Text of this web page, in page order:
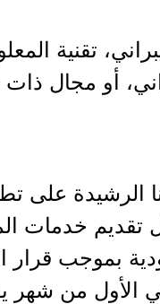
تقنية
أو
الرشيدة على
تقديم خدمات
بموجب قرار